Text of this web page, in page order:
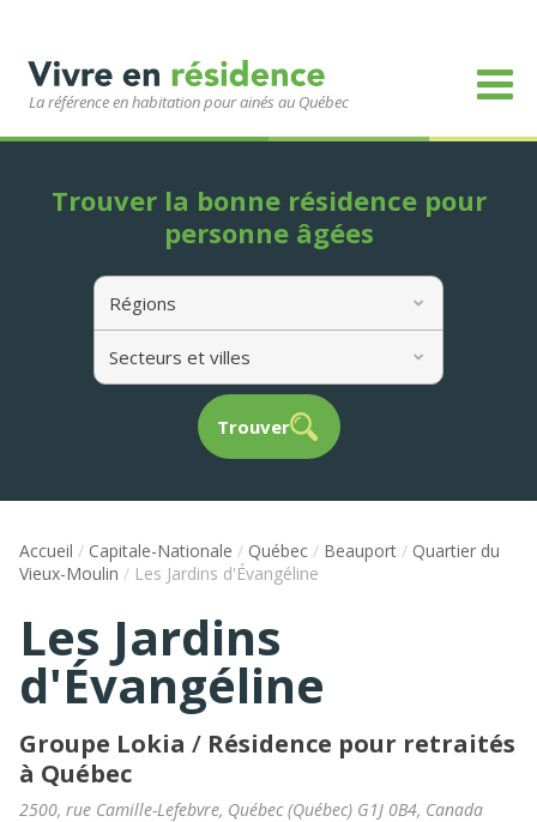
La référence en habitation pour ainés au Québec
Régions
Secteurs et villes
Trouver
Trouver la bonne résidence pour
personne âgées
Accueil / Capitale-Nationale / Québec / Beauport / Quartier du
Vieux-Moulin / Les Jardins d'Évangéline
Les Jardins
d'Évangéline
Groupe Lokia / Résidence pour retraités
à Québec
2500, rue Camille-Lefebvre, Québec(Québec) G1J 0B4, Canada